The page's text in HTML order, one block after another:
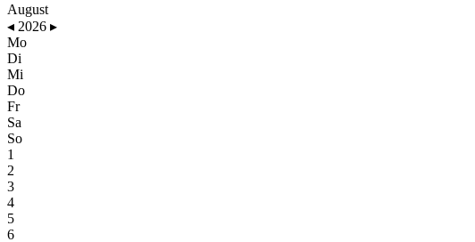
August
◂ 2026 ▸
Mo
Di
Mi
Do
Fr
Sa
So
1
2
3
4
5
6